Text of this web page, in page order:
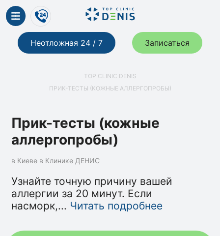
Неотложная 24 / 7 Записаться
TOP CLINIC DENIS
ПРИК-ТЕСТЫ (КОЖНЫЕ АЛЛЕРГОПРОБЫ)
Прик-тесты (кожные
аллергопробы)
в Киеве в Клинике ДЕНИС
Узнайте точную причину вашей
аллергии за 20 минут. Если
насморк,... Читать подробнее